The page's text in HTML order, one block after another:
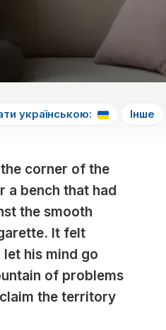
ГОРОСКОП
ЛЮБОВНЫЙ
українською: Інше
corner of the
a bench that had
the smooth
It felt
his mind go
of problems
the territory